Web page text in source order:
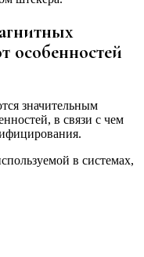
особенностей
значительным
в связи с чем
в системах,